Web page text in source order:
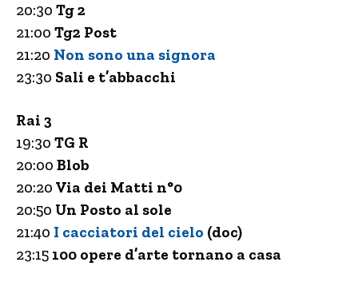
20:30 Tg 2
21:00 Tg2 Post
21:20 Non sono una signora
23:30 Sali e t’abbacchi
Rai 3
19:30 TG R
20:00 Blob
20:20 Via dei Matti n°0
20:50 Un Posto al sole
21:40 I cacciatori del cielo (doc)
23:15 100 opere d’arte tornano a casa